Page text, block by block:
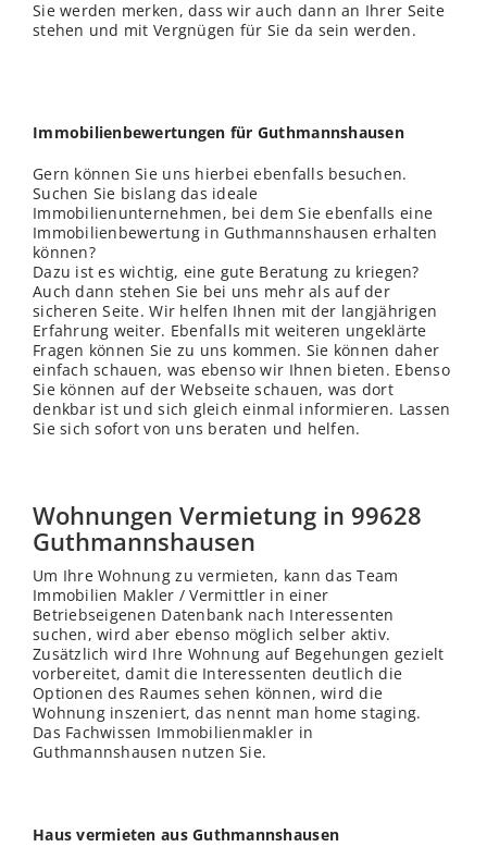
Sie werden merken, dass wir auch dann an Ihrer Seite
stehen und mit Vergnügen für Sie da sein werden.
Immobilienbewertungen für Guthmannshausen
Gern können Sie uns hierbei ebenfalls besuchen.
Suchen Sie bislang das ideale
Immobilienunternehmen, bei dem Sie ebenfalls eine
Immobilienbewertung in Guthmannshausen erhalten
können?
Dazu ist es wichtig, eine gute Beratung zu kriegen?
Auch dann stehen Sie bei uns mehr als auf der
sicheren Seite. Wir helfen Ihnen mit der langjährigen
Erfahrung weiter. Ebenfalls mit weiteren ungeklärte
Fragen können Sie zu uns kommen. Sie können daher
einfach schauen, was ebenso wir Ihnen bieten. Ebenso
Sie können auf der Webseite schauen, was dort
denkbar ist und sich gleich einmal informieren. Lassen
Sie sich sofort von uns beraten und helfen.
Wohnungen Vermietung in 99628
Guthmannshausen
Um Ihre Wohnung zu vermieten, kann das Team
Immobilien Makler / Vermittler in einer
Betriebseigenen Datenbank nach Interessenten
suchen, wird aber ebenso möglich selber aktiv.
Zusätzlich wird Ihre Wohnung auf Begehungen gezielt
vorbereitet, damit die Interessenten deutlich die
Optionen des Raumes sehen können, wird die
Wohnung inszeniert, das nennt man home staging.
Das Fachwissen Immobilienmakler in
Guthmannshausen nutzen Sie.
Haus vermieten aus Guthmannshausen